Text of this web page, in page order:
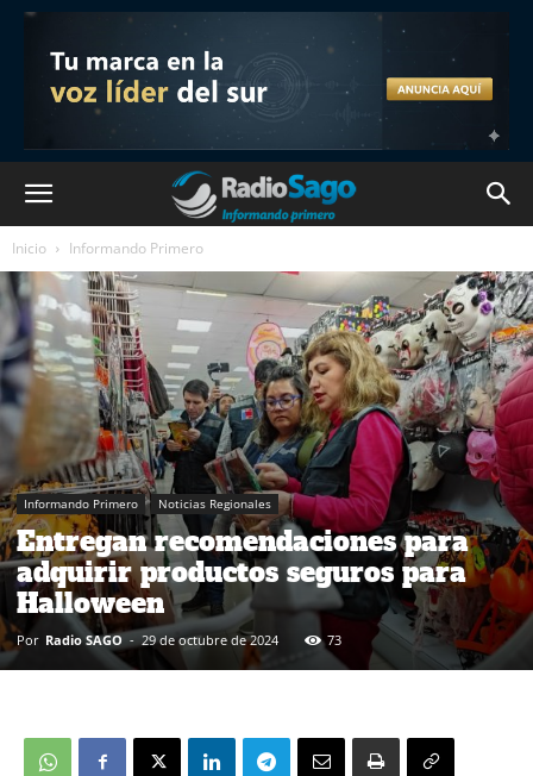
Inicio Informando Primero
Informando Primero Noticias Regionales
Entregan recomendaciones para
adquirir productos seguros para
Halloween
Por Radio SAGO - 29 de octubre de 2024 73